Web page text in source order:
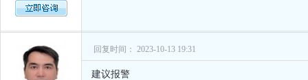
回复时间： 2023-10-13 19:31
建议报警